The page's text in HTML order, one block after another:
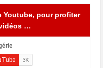
Youtube, pour profiter
…